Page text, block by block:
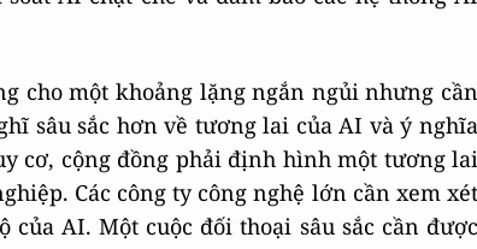
cho một khoảng lặng ngắn ngủi nhưng cần
sâu sắc hơn về tương lai của AI và ý nghĩa
cơ, cộng đồng phải định hình một tương lai
Các công ty công nghệ lớn cần xem xét
AI. Một cuộc đối thoại sâu sắc cần được